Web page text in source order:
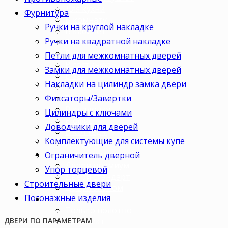
Для кухни
В комнату
В кабинет
В детскую
В спальню
В зал
В гардеробную
В коридор
В кладовку
В офис
В коттедж
Для дачи
Ценовая категория
Двери премиум
Двери стандарт
Двери эконом
Комплектация
Комплект
Фурнитура
Ручки на круглой накладке
Ручки на квадратной накладке
Петли для межкомнатных дверей
Замки для межкомнатных дверей
Накладки на цилиндр замка двери
Фиксаторы/Завертки
Цилиндры с ключами
Доводчики для дверей
Комплектующие для системы купе
Ограничитель дверной
Упор торцевой
Строительные двери
Погонажные изделия
ДВЕРИ ПО ПАРАМЕТРАМ